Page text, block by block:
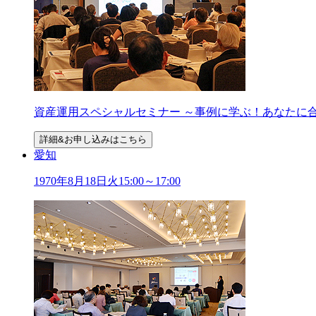
資産運用スペシャルセミナー ～事例に学ぶ！あなたに
詳細&お申し込みはこちら
愛知
1970年8月 18日 火15:00～17:00